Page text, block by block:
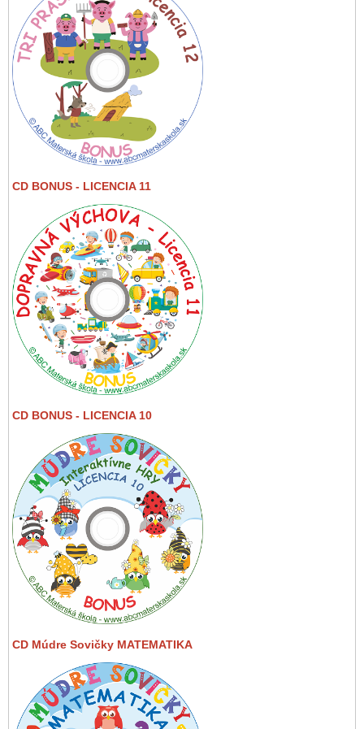
CD BONUS - LICENCIA 11
CD BONUS - LICENCIA 10
CD Múdre Sovičky MATEMATIKA